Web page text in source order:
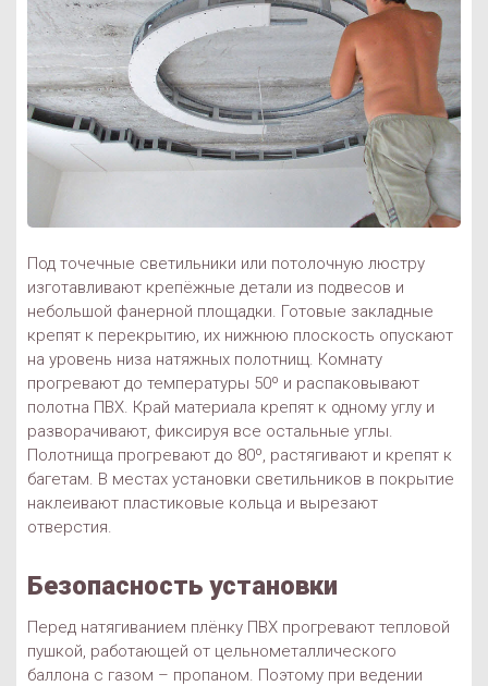
Под точечные светильники или потолочную люстру
изготавливают крепёжные детали из подвесов и
небольшой фанерной площадки. Готовые закладные
крепят к перекрытию, их нижнюю плоскость опускают
на уровень низа натяжных полотнищ. Комнату
прогревают до температуры 50º и распаковывают
полотна ПВХ. Край материала крепят к одному углу и
разворачивают, фиксируя все остальные углы.
Полотнища прогревают до 80º, растягивают и крепят к
багетам. В местах установки светильников в покрытие
наклеивают пластиковые кольца и вырезают
отверстия.
Безопасность установки
Перед натягиванием плёнку ПВХ прогревают тепловой
пушкой, работающей от цельнометаллического
баллона с газом – пропаном. Поэтому при ведении